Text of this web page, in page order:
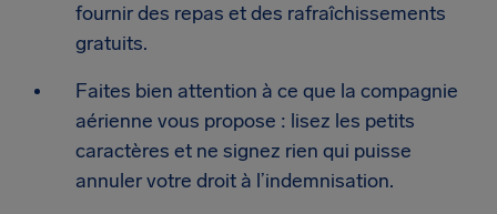
fournir des repas et des rafraîchissements
gratuits.
Faites bien attention à ce que la compagnie
aérienne vous propose : lisez les petits
caractères et ne signez rien qui puisse
annuler votre droit à l’indemnisation.